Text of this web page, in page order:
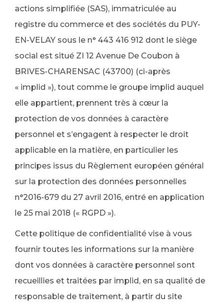
actions simplifiée (SAS), immatriculée au
registre du commerce et des sociétés du PUY-
EN-VELAY sous le n° 443 416 912 dont le siège
social est situé ZI 12 Avenue De Coubon à
BRIVES-CHARENSAC (43700) (ci-après
« implid »), tout comme le groupe implid auquel
elle appartient, prennent très à cœur la
protection de vos données à caractère
personnel et s’engagent à respecter le droit
applicable en la matière, en particulier les
principes issus du Règlement européen général
sur la protection des données personnelles
n°2016-679 du 27 avril 2016, entré en application
le 25 mai 2018 (« RGPD »).
Cette politique de confidentialité vise à vous
fournir toutes les informations sur la manière
dont vos données à caractère personnel sont
recueillies et traitées par implid, en sa qualité de
responsable de traitement, à partir du site